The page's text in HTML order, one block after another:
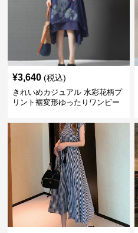
¥3,640 (税込)
きれいめカジュアル 水彩花柄プ
リント裾変形ゆったりワンピー